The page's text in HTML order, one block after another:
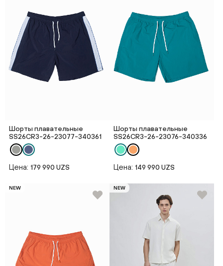
Шорты плавательные
SS26CR3-26-23077-340361
Цена: 179 990 UZS
Шорты плавательные
SS26CR3-26-23076-340336
Цена: 149 990 UZS
NEW NEW